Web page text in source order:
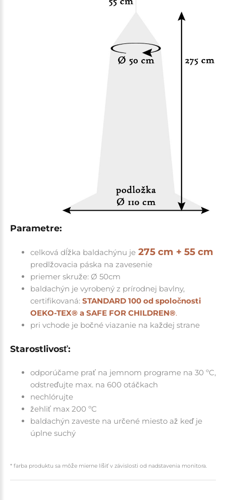
Parametre:
celková dĺžka baldachýnu je 275 cm + 55 cm
predlžovacia páska na zavesenie
priemer skruže: Ø 50cm
baldachýn je vyrobený z prírodnej bavlny,
certifikovaná: STANDARD 100 od spoločnosti
OEKO-TEX® a SAFE FOR CHILDREN®.
pri vchode je bočné viazanie na každej strane
Starostlivosť:
odporúčame prať na jemnom programe na 30 ºC,
odstreďujte max. na 600 otáčkach
nechlórujte
žehliť max 200 ºC
baldachýn zaveste na určené miesto až keď je
úplne suchý
* farba produktu sa môže mierne líšiť v závislosti od nadstavenia monitora.